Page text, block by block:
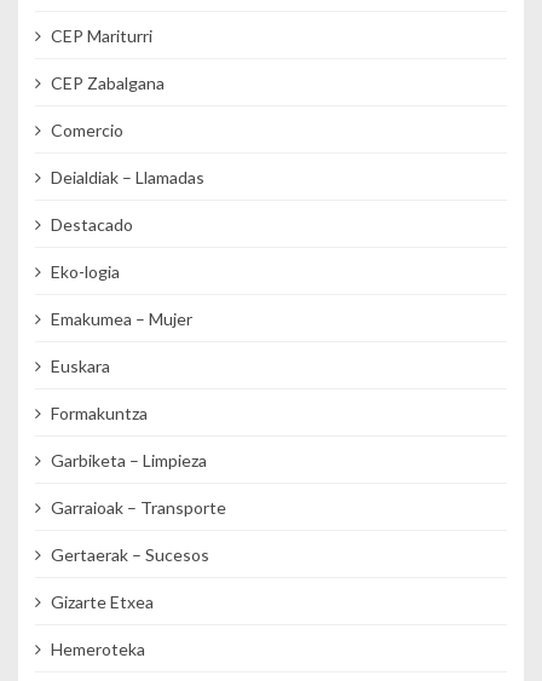
CEP Mariturri
CEP Zabalgana
Comercio
Deialdiak – Llamadas
Destacado
Eko-logia
Emakumea – Mujer
Euskara
Formakuntza
Garbiketa – Limpieza
Garraioak – Transporte
Gertaerak – Sucesos
Gizarte Etxea
Hemeroteka